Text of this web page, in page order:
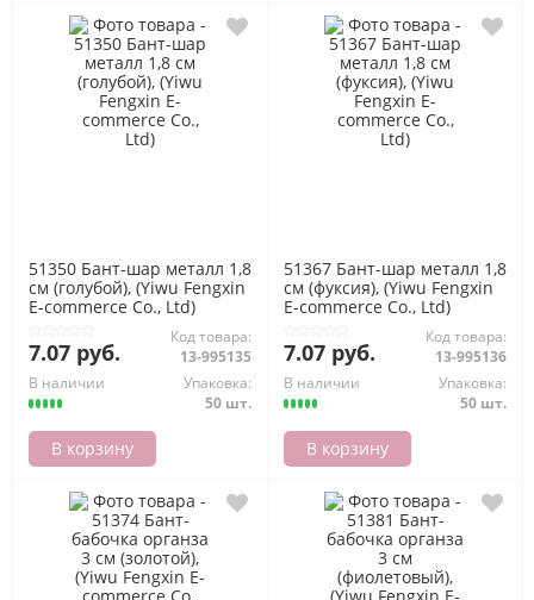
51350 Бант-шар металл 1,8
см (голубой), (Yiwu Fengxin
E-commerce Co., Ltd)
7.07 руб.
Код товара:
13-995135
В наличии
Упаковка:
50 шт.
В корзину
51367 Бант-шар металл 1,8
см (фуксия), (Yiwu Fengxin
E-commerce Co., Ltd)
7.07 руб.
Код товара:
13-995136
В наличии
Упаковка:
50 шт.
В корзину